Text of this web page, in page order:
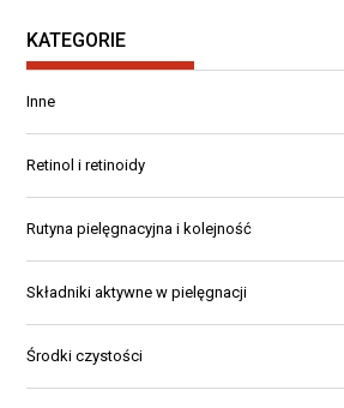
KATEGORIE
Inne
Retinol i retinoidy
Rutyna pielęgnacyjna i kolejność
Składniki aktywne w pielęgnacji
Środki czystości